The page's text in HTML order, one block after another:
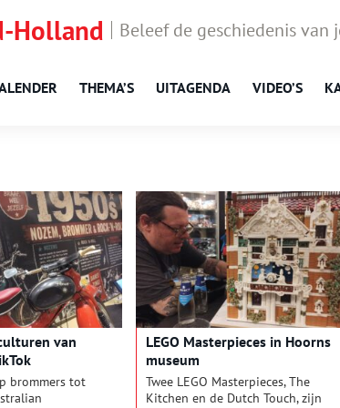
Holland Beleef de geschiedenis van
THEMA’S UITAGENDA VIDEO’S
van
brommers tot
LEGO Masterpieces in Hoorns
museum
Twee LEGO Masterpieces, The
Kitchen en de Dutch Touch, zijn